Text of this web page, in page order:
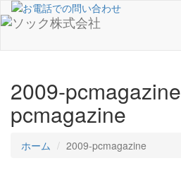
2009-pcmagazine
pcmagazine
ホーム 2009-pcmagazine